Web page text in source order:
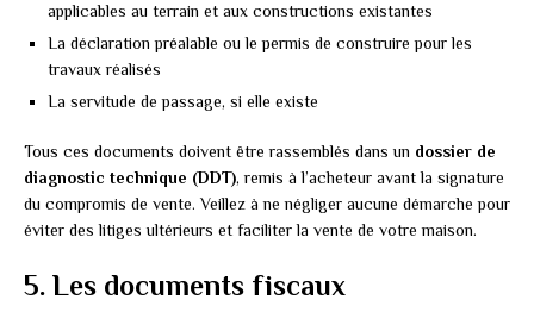
applicables au terrain et aux constructions existantes
La déclaration préalable ou le permis de construire pour les
travaux réalisés
La servitude de passage, si elle existe
Tous ces documents doivent être rassemblés dans un dossier de
diagnostic technique (DDT), remis à l’acheteur avant la signature
du compromis de vente. Veillez à ne négliger aucune démarche pour
éviter des litiges ultérieurs et faciliter la vente de votre maison.
5. Les documents fiscaux